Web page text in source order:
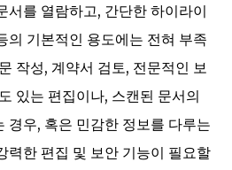
서를 열람하고, 간단한 하이라이
의 기본적인 용도에는 전혀 부족
작성, 계약서 검토, 전문적인 보
있는 편집이나, 스캔된 문서의
경우, 혹은 민감한 정보를 다루는
력한 편집 및 보안 기능이 필요할